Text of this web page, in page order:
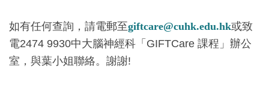
如有任何查詢，請電郵至giftcare@cuhk.edu.hk或致
電2474 9930中大腦神經科「GIFTCare 課程」辦公
室，與葉小姐聯絡。謝謝!